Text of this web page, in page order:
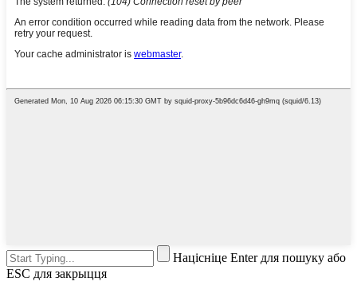
Націсніце Enter для пошуку або
ESC для закрыцця